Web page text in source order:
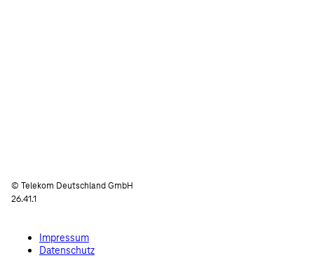
© Telekom Deutschland GmbH
26.41.1
Impressum
Datenschutz